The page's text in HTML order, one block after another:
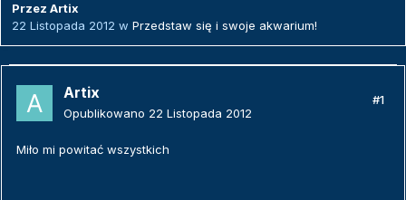
Przez Artix
22 Listopada 2012 w Przedstaw się i swoje akwarium!
Artix
Opublikowano 22 Listopada 2012
#1
Miło mi powitać wszystkich